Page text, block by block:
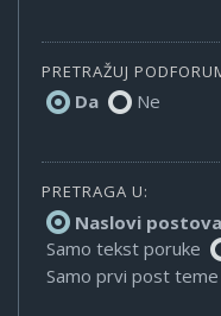
PRETRAŽUJ
Da Ne
PRETRAGA U:
Naslovi
Samo tekst poruke
Samo prvi post teme